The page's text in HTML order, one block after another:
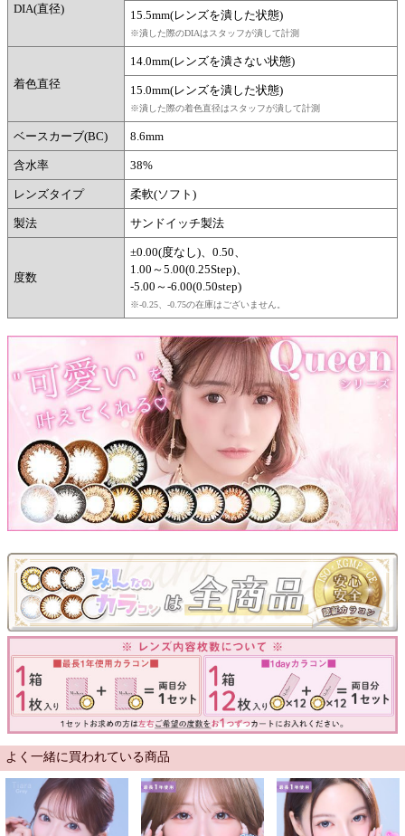
DIA(直径) 15.5mm(レンズを潰した状態)
※潰した際のDIAはスタッフが潰して計測
着色直径
14.0mm(レンズを潰さない状態)
15.0mm(レンズを潰した状態)
※潰した際の着色直径はスタッフが潰して計測
ベースカーブ(BC) 8.6mm
含水率 38%
レンズタイプ 柔軟(ソフト)
製法 サンドイッチ製法
度数
±0.00(度なし)、0.50、
1.00～5.00(0.25Step)、
-5.00～-6.00(0.50step)
※-0.25、-0.75の在庫はございません。
よく一緒に買われている商品